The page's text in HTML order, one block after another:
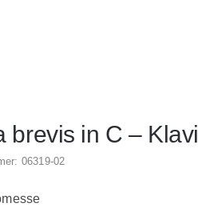
brevis in C –
06319-02